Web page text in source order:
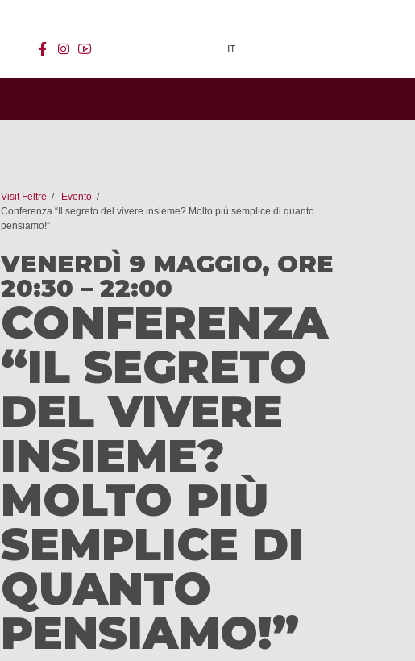
facebook
instagram IT
Visit Feltre
Evento
Conferenza “Il segreto del vivere insieme? Molto più semplice di quanto
pensiamo!”
VENERDÌ 9 MAGGIO, ORE
20:30 – 22:00
CONFERENZA
“IL SEGRETO
DEL VIVERE
INSIEME?
MOLTO PIÙ
SEMPLICE DI
QUANTO
PENSIAMO!”